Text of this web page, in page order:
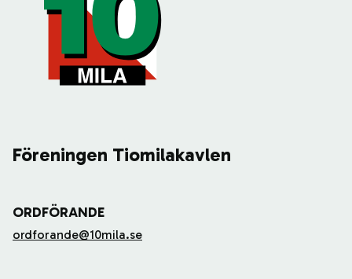
Föreningen Tiomilakavlen
ORDFÖRANDE
ordforande@10mila.se